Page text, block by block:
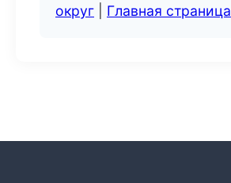
округ
Главная страница